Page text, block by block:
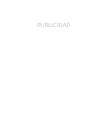
PUBLICIDAD